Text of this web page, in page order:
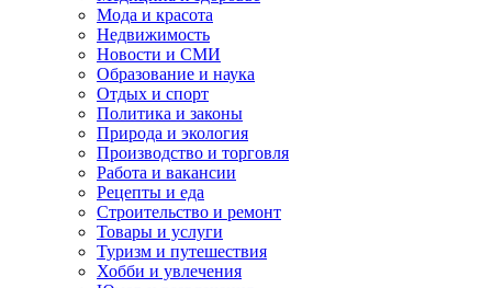
Мода и красота
Недвижимость
Новости и СМИ
Образование и наука
Отдых и спорт
Политика и законы
Природа и экология
Производство и торговля
Работа и вакансии
Рецепты и еда
Строительство и ремонт
Товары и услуги
Туризм и путешествия
Хобби и увлечения